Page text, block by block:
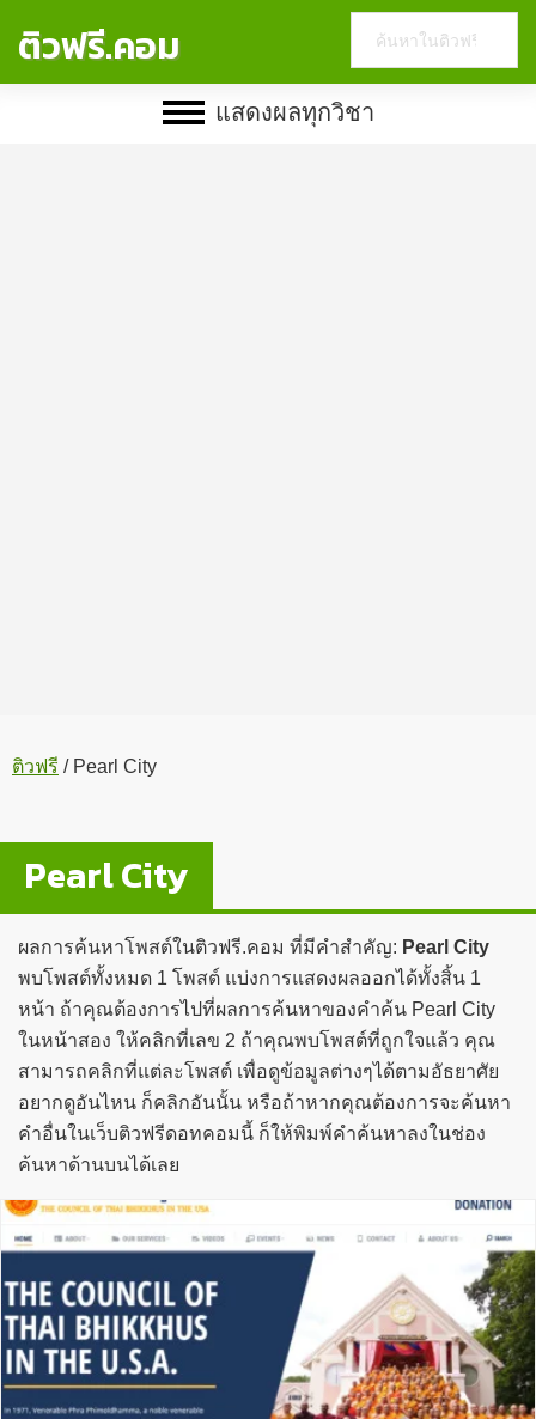
ติวฟรี.คอม
website
แสดงผลทุกวิชา
ติวฟรี /Pearl City
Pearl City
ผลการค้นหาโพสต์ในติวฟรี.คอม ที่มีคำสำคัญ: Pearl City
พบโพสต์ทั้งหมด 1 โพสต์ แบ่งการแสดงผลออกได้ทั้งสิ้น 1
หน้า ถ้าคุณต้องการไปที่ผลการค้นหาของคำค้น Pearl City
ในหน้าสอง ให้คลิกที่เลข 2 ถ้าคุณพบโพสต์ที่ถูกใจแล้ว คุณ
สามารถคลิกที่แต่ละโพสต์ เพื่อดูข้อมูลต่างๆได้ตามอัธยาศัย
อยากดูอันไหน ก็คลิกอันนั้น หรือถ้าหากคุณต้องการจะค้นหา
คำอื่นในเว็บติวฟรีดอทคอมนี้ ก็ให้พิมพ์คำค้นหาลงในช่อง
ค้นหาด้านบนได้เลย